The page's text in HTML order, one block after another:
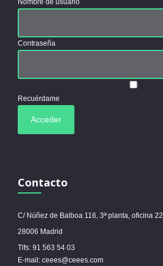
Nombre de usuario
Contraseña
Recuérdame
Contacto
C/ Núñez de Balboa 116, 3ª planta, oficina 22
28006 Madrid
Tlfs: 91 563 54 03
E-mail: ceees@ceees.com